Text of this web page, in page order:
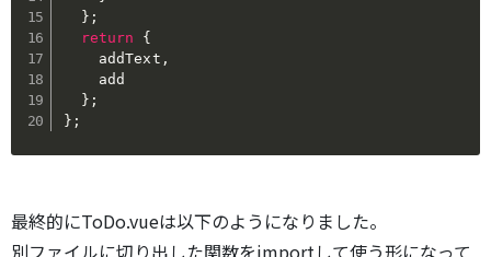
} ;
return
{
    addText
,
    add
} ;
} ;
最終的にToDo.vueは以下のようになりました。